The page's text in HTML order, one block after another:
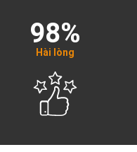
98%
Hài lòng